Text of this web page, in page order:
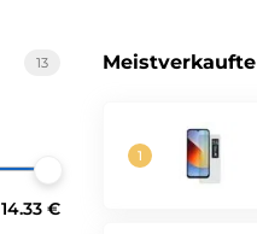
13
14.33 €